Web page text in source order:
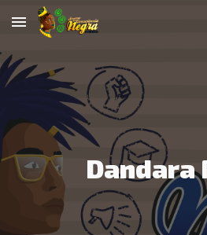
Skip to main content
Dandara